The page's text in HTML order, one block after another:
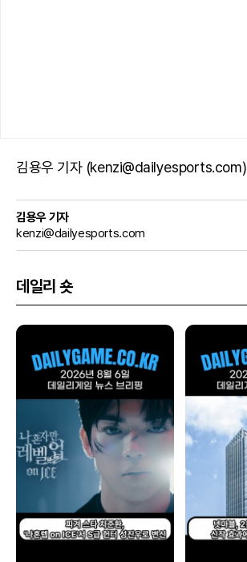
김용우 기자 (kenzi@dailyesports.com)
김용우 기자
kenzi@dailyesports.com
데일리 숏